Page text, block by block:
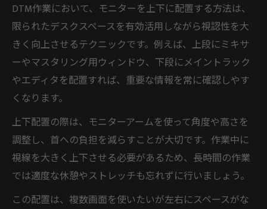
DTM作業において、モニターを上下に配置する方法は、
限られたデスクスペースを有効活用しながら視認性を大
きく向上させるテクニックです。例えば、上段にミキサ
ーやマスタリング用ウィンドウ、下段にメイントラック
やエディタを配置すれば、重要な情報を常に確認しやす
くなります。
上下配置の際は、モニターアームを使って角度や高さを
調整し、首への負担を減らすことが大切です。作業中に
視線を大きく上下させる必要があるため、長時間の作業
では適度な休憩やストレッチも忘れずに行いましょう。
この配置は、複数画面を使いたいが左右にスペースがな